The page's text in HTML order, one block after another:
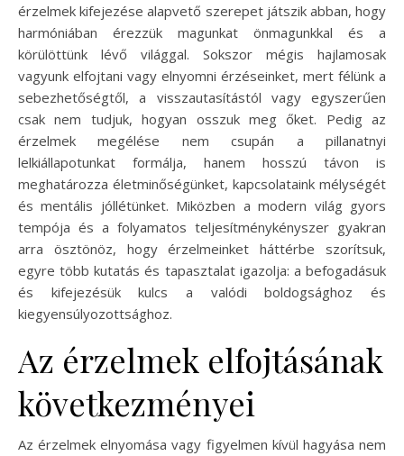
érzelmek kifejezése alapvető szerepet játszik abban, hogy
harmóniában érezzük magunkat önmagunkkal és a
körülöttünk lévő világgal. Sokszor mégis hajlamosak
vagyunk elfojtani vagy elnyomni érzéseinket, mert félünk a
sebezhetőségtől, a visszautasítástól vagy egyszerűen
csak nem tudjuk, hogyan osszuk meg őket. Pedig az
érzelmek megélése nem csupán a pillanatnyi
lelkiállapotunkat formálja, hanem hosszú távon is
meghatározza életminőségünket, kapcsolataink mélységét
és mentális jóllétünket. Miközben a modern világ gyors
tempója és a folyamatos teljesítménykényszer gyakran
arra ösztönöz, hogy érzelmeinket háttérbe szorítsuk,
egyre több kutatás és tapasztalat igazolja: a befogadásuk
és kifejezésük kulcs a valódi boldogsághoz és
kiegyensúlyozottsághoz.
Az érzelmek elfojtásának
következményei
Az érzelmek elnyomása vagy figyelmen kívül hagyása nem